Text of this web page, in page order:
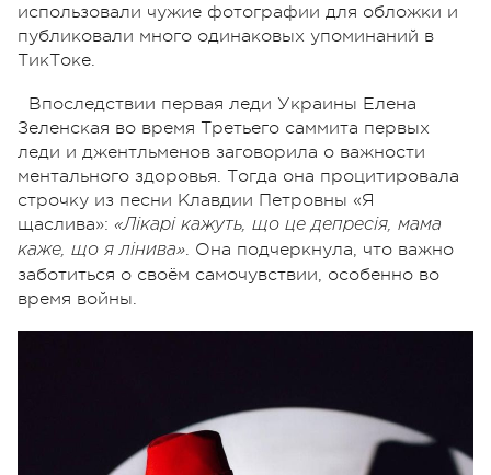
использовали чужие фотографии для обложки и
публиковали много одинаковых упоминаний в
ТикТоке.
Впоследствии первая леди Украины Елена
Зеленская во время Третьего саммита первых
леди и джентльменов заговорила о важности
ментального здоровья. Тогда она процитировала
строчку из песни Клавдии Петровны «Я
щаслива»: «Лікарі кажуть, що це депресія, мама
каже, що я лінива» . Она подчеркнула, что важно
заботиться о своём самочувствии, особенно во
время войны.